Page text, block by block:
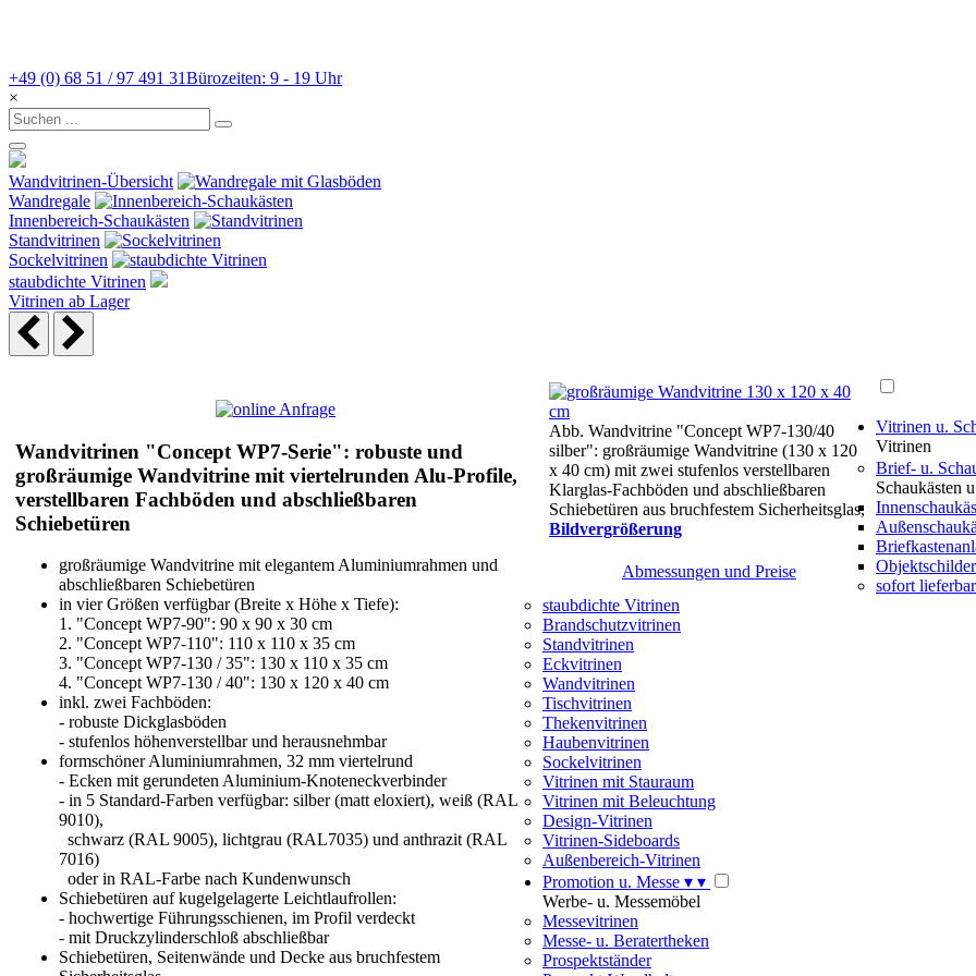
+49 (0) 68 51 / 97 491 31Bürozeiten: 9 - 19 Uhr
×
Wandvitrinen-Übersicht
Wandregale
Innenbereich-Schaukästen
Standvitrinen
Sockelvitrinen
staubdichte Vitrinen
Vitrinen ab Lager
Wandvitrinen "Concept WP7-Serie": robuste und
großräumige Wandvitrine mit viertelrunden Alu-Profile,
verstellbaren Fachböden und abschließbaren
Schiebetüren
großräumige Wandvitrine mit elegantem Aluminiumrahmen und
abschließbaren Schiebetüren
in vier Größen verfügbar (Breite x Höhe x Tiefe):
1. "Concept WP7-90": 90 x 90 x 30 cm
2. "Concept WP7-110": 110 x 110 x 35 cm
3. "Concept WP7-130 / 35": 130 x 110 x 35 cm
4. "Concept WP7-130 / 40": 130 x 120 x 40 cm
inkl. zwei Fachböden:
- robuste Dickglasböden
- stufenlos höhenverstellbar und herausnehmbar
formschöner Aluminiumrahmen, 32 mm viertelrund
- Ecken mit gerundeten Aluminium-Knoteneckverbinder
- in 5 Standard-Farben verfügbar: silber (matt eloxiert), weiß (RAL
9010),
schwarz (RAL 9005), lichtgrau (RAL7035) und anthrazit (RAL
7016)
oder in RAL-Farbe nach Kundenwunsch
Schiebetüren auf kugelgelagerte Leichtlaufrollen:
- hochwertige Führungsschienen, im Profil verdeckt
- mit Druckzylinderschloß abschließbar
Schiebetüren, Seitenwände und Decke aus bruchfestem
Abb. Wandvitrine "Concept WP7-130/40
silber": großräumige Wandvitrine (130 x 120
x 40 cm) mit zwei stufenlos verstellbaren
Klarglas-Fachböden und abschließbaren
Schiebetüren aus bruchfestem Sicherheitsglas,
Bildvergrößerung
Abmessungen und Preise
Vitrinen u.
Vitrinen
Brief- u.
Schaukästen
sofort
staubdichte Vitrinen
Brandschutzvitrinen
Standvitrinen
Eckvitrinen
Wandvitrinen
Tischvitrinen
Thekenvitrinen
Haubenvitrinen
Sockelvitrinen
Vitrinen mit Stauraum
Vitrinen mit Beleuchtung
Design-Vitrinen
Vitrinen-Sideboards
Außenbereich-Vitrinen
Promotion u. Messe ▾ ▾
Werbe- u. Messemöbel
Messevitrinen
Messe- u. Beratertheken
Prospektständer